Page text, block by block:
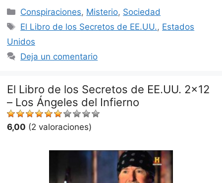
Categorías
Conspiraciones, Misterio, Sociedad
Etiquetas
El Libro de los Secretos de EE.UU., Estados
Unidos
Deja un comentario
El Libro de los Secretos de EE.UU. 2×12
– Los Ángeles del Infierno
6,00 (2 valoraciones)